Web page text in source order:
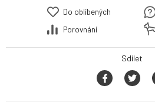
Do oblíbených
Porovnání
Sdílet